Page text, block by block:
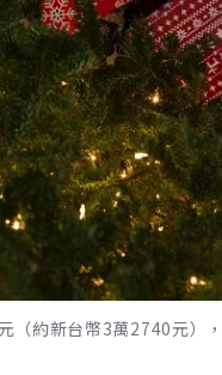
（約新台幣3萬2740元）